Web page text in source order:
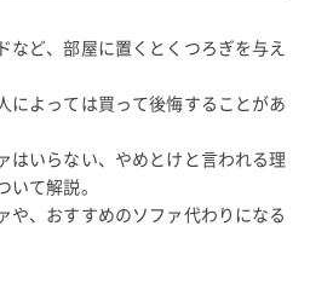
など、部屋に置くとくつろぎを与え
によっては買って後悔することがあ
はいらない、やめとけと言われる理
て解説。
や、おすすめのソファ代わりになる